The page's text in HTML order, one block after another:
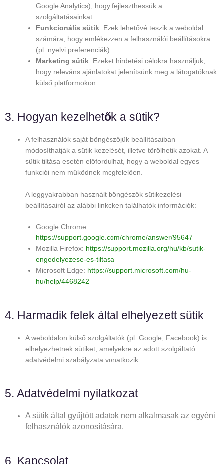
Google Analytics), hogy fejleszthessük a
szolgáltatásainkat.
Funkcionális sütik: Ezek lehetővé teszik a weboldal
számára, hogy emlékezzen a felhasználói beállításokra
(pl. nyelvi preferenciák).
Marketing sütik: Ezeket hirdetési célokra használjuk,
hogy releváns ajánlatokat jelenítsünk meg a látogatóknak
külső platformokon.
3. Hogyan kezelhetők a sütik?
A felhasználók saját böngészőjük beállításaiban
módosíthatják a sütik kezelését, illetve törölhetik azokat. A
sütik tiltása esetén előfordulhat, hogy a weboldal egyes
funkciói nem működnek megfelelően.
A leggyakrabban használt böngészők sütikezelési
beállításairól az alábbi linkeken találhatók információk:
Google Chrome:
https://support.google.com/chrome/answer/95647
Mozilla Firefox: https://support.mozilla.org/hu/kb/sutik-
engedelyezese-es-tiltasa
Microsoft Edge: https://support.microsoft.com/hu-
hu/help/4468242
4. Harmadik felek által elhelyezett sütik
A weboldalon külső szolgáltatók (pl. Google, Facebook) is
elhelyezhetnek sütiket, amelyekre az adott szolgáltató
adatvédelmi szabályzata vonatkozik.
5. Adatvédelmi nyilatkozat
A sütik által gyűjtött adatok nem alkalmasak az egyéni
felhasználók azonosítására.
6. Kapcsolat